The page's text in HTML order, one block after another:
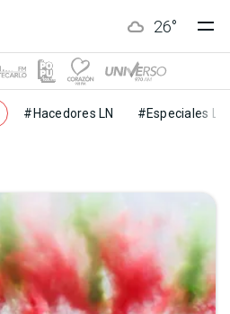
26°
#Hacedores LN #Especiales LN